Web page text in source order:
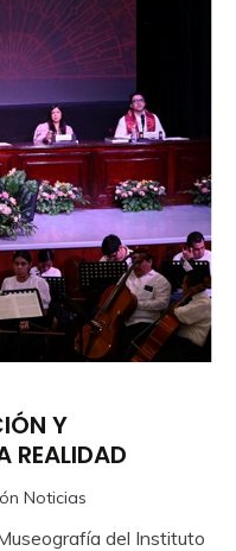
Y
REALIDAD
Noticias
del Instituto